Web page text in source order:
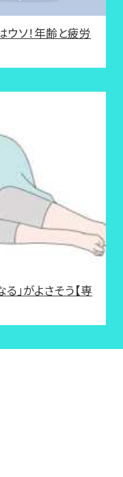
ウソ！年齢と疲労
」がよさそう【専